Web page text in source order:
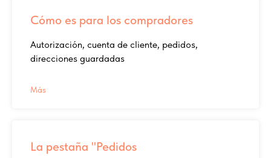
Cómo es para los compradores
Autorización, cuenta de cliente, pedidos,
direcciones guardadas
Más
La pestaña "Pedidos